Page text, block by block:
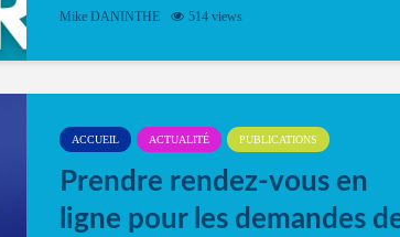
Mike DANINTHE 514 views
ACCUEIL ACTUALITÉ PUBLICATIONS
Prendre rendez-vous en
ligne pour les demandes